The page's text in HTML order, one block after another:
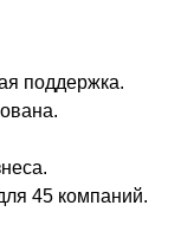
поддержка.
45 компаний.